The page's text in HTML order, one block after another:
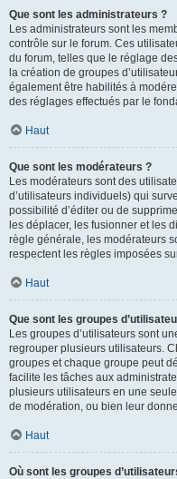
Que sont les administrateurs ?
Les administrateurs sont les
contrôle sur le forum. Ces
du forum, telles que le réglage
la création de groupes
également être habilités à
des réglages effectués par le
Haut
Que sont les modérateurs ?
Les modérateurs sont des
d’utilisateurs individuels) qui
possibilité d’éditer ou de
les déplacer, les fusionner et les
règle générale, les modérateurs
respectent les règles imposées
Haut
Que sont les groupes
Les groupes d’utilisateurs sont
regrouper plusieurs utilisateurs.
groupes et chaque groupe peut
facilite les tâches aux
plusieurs utilisateurs en une
de modération, ou bien leur
Haut
Où sont les groupes